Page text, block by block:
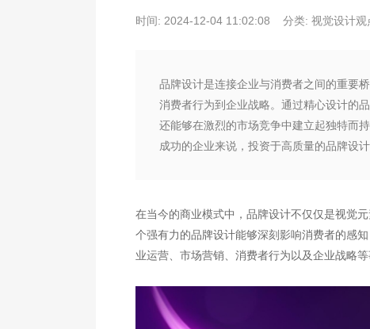
时间: 2024-12-04 11:02:08 分类: 视觉设计观
品牌设计是连接企业与消费者之间的重要
消费者行为到企业战略。通过精心设计的
还能够在激烈的市场竞争中建立起独特而
成功的企业来说，投资于高质量的品牌设计
在当今的商业模式中，品牌设计不仅仅是视觉
个强有力的品牌设计能够深刻影响消费者的感
业运营、市场营销、消费者行为以及企业战略等